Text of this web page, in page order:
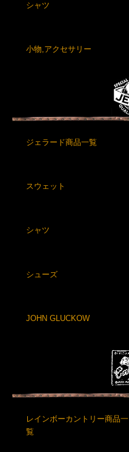
シャツ
小物,アクセサリー
ジェラード商品一覧
スウェット
シャツ
シューズ
JOHN GLUCKOW
レインボーカントリー商品一
覧